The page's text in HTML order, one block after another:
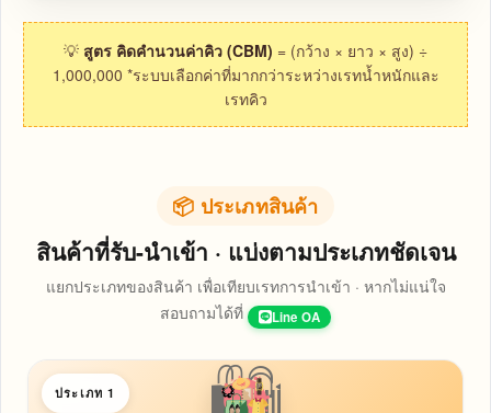
💡 สูตร คิดคำนวนค่าคิว (CBM) = (กว้าง × ยาว × สูง) ÷
1,000,000 *ระบบเลือกค่าที่มากกว่าระหว่างเรทน้ำหนักและ
เรทคิว
📦 ประเภทสินค้า
สินค้าที่รับ-นำเข้า · แบ่งตามประเภทชัดเจน
แยกประเภทของสินค้า เพื่อเทียบเรทการนำเข้า · หากไม่แน่ใจ
สอบถามได้ที่
Line OA
ประเภท 1